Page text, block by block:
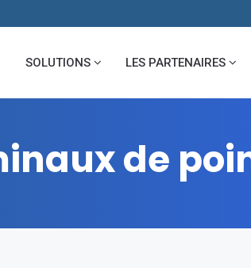
SOLUTIONS LES PARTENAIRES
de